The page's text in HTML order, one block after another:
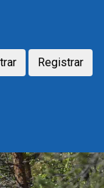
Registrar